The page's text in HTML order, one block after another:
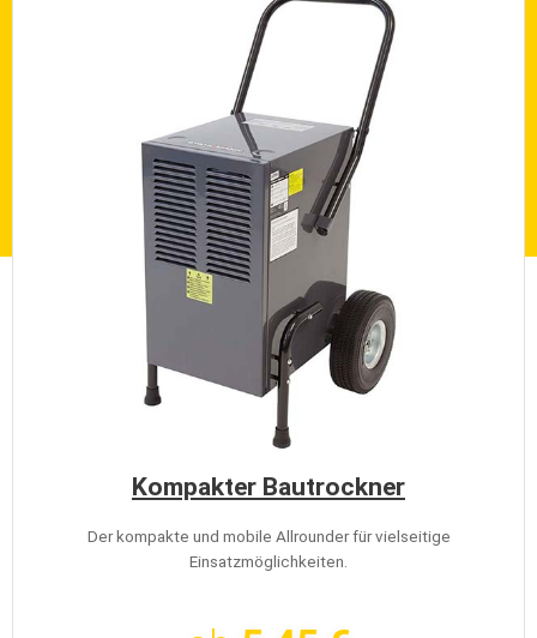
Kompakter Bautrockner
Der kompakte und mobile Allrounder für vielseitige
Einsatzmöglichkeiten.